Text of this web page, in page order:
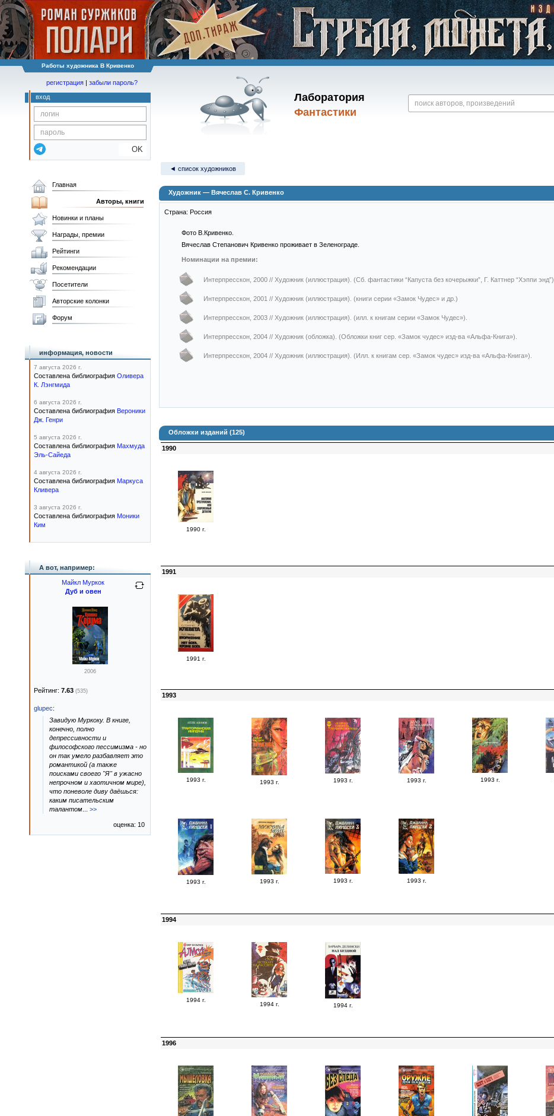
Работы художника В Кривенко
Лаборатория
Фантастики
регистрация | забыли пароль?
вход
OK
◄ список художников
Художник — Вячеслав С. Кривенко
Страна: Россия
Фото В.Кривенко.
Вячеслав Степанович Кривенко проживает в Зеленограде.
Номинации на премии:
Интерпресскон, 2000 // Художник (иллюстрация). (Сб. фантастики “Капуста без кочерыжки”, Г. Каттнер “Хэппи энд”).
Интерпресскон, 2001 // Художник (иллюстрация). (книги серии «Замок Чудес» и др.)
Интерпресскон, 2003 // Художник (иллюстрация). (илл. к книгам серии «Замок Чудес»).
Интерпресскон, 2004 // Художник (обложка). (Обложки книг сер. «Замок чудес» изд-ва «Альфа-Книга»).
Интерпресскон, 2004 // Художник (иллюстрация). (Илл. к книгам сер. «Замок чудес» изд-ва «Альфа-Книга»).
Обложки изданий (125)
1990
1990 г.
1991
1991 г.
1993
1993 г. 1993 г. 1993 г. 1993 г. 1993 г.
1993 г. 1993 г. 1993 г. 1993 г.
1994
1994 г.
1994 г. 1994 г.
1996
Главная
Авторы, книги
Новинки и планы
Награды, премии
Рейтинги
Рекомендации
Посетители
Авторские колонки
Форум
информация, новости
7 августа 2026 г.
Составлена библиография Оливера
К. Лэнгмида
6 августа 2026 г.
Составлена библиография Вероники
Дж. Генри
5 августа 2026 г.
Составлена библиография Махмуда
Эль-Сайеда
4 августа 2026 г.
Составлена библиография Маркуса
Кливера
3 августа 2026 г.
Составлена библиография Моники
Ким
А вот, например:
Майкл Муркок
Дуб и овен
2006
Рейтинг: 7.63 (535)
glupec:
Завидую Муркоку. В книге,
конечно, полно
депрессивности и
философского пессимизма - но
он так умело разбавляет это
романтикой (а также
поисками своего "Я" в ужасно
непрочном и хаотичном мире),
что поневоле диву даёшься:
каким писательским
талантом
>>
оценка: 10